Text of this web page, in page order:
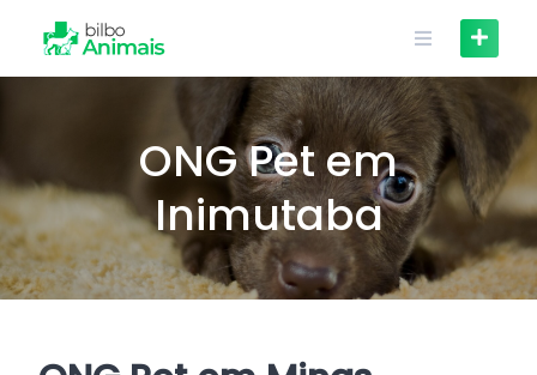
content
ONG Pet em
Inimutaba